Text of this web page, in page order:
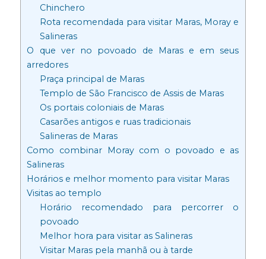
Chinchero
Rota recomendada para visitar Maras, Moray e
Salineras
O que ver no povoado de Maras e em seus
arredores
Praça principal de Maras
Templo de São Francisco de Assis de Maras
Os portais coloniais de Maras
Casarões antigos e ruas tradicionais
Salineras de Maras
Como combinar Moray com o povoado e as
Salineras
Horários e melhor momento para visitar Maras
Visitas ao templo
Horário recomendado para percorrer o
povoado
Melhor hora para visitar as Salineras
Visitar Maras pela manhã ou à tarde